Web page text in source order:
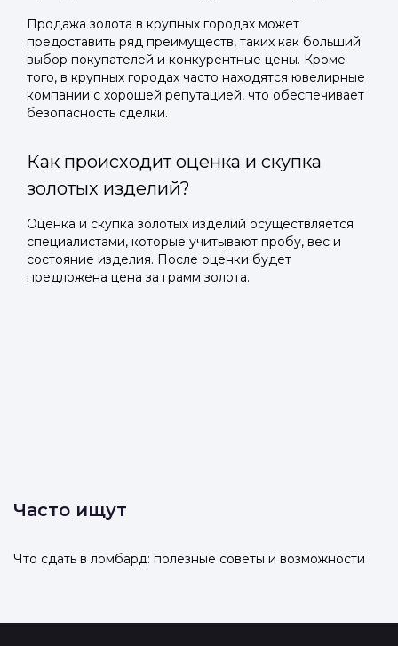
Продажа золота в крупных городах может
предоставить ряд преимуществ, таких как больший
выбор покупателей и конкурентные цены. Кроме
того, в крупных городах часто находятся ювелирные
компании с хорошей репутацией, что обеспечивает
безопасность сделки.
Как происходит оценка и скупка
золотых изделий?
Оценка и скупка золотых изделий осуществляется
специалистами, которые учитывают пробу, вес и
состояние изделия. После оценки будет
предложена цена за грамм золота.
Часто ищут
Что сдать в ломбард: полезные советы и возможности